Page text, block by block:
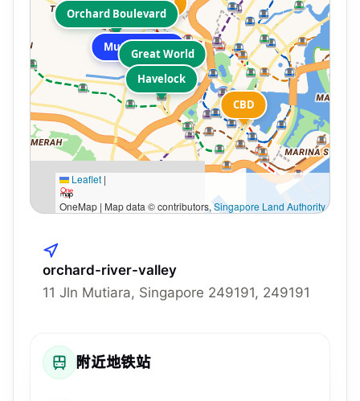
Mutiara View
Great World
Orchard Boulevard
Havelock
CBD
Leaflet |
OneMap | Map data © contributors,Singapore Land Authority
orchard-river-valley
11 Jln Mutiara, Singapore 249191, 249191
附近地铁站